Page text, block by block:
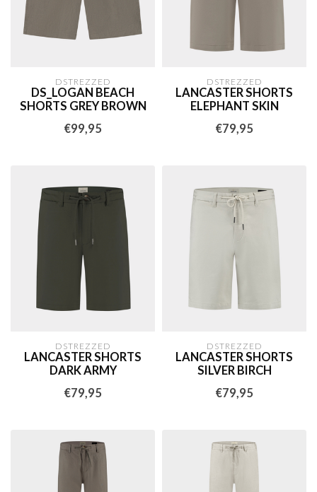
DSTREZZED
DS_LOGAN BEACH
SHORTS GREY BROWN
€99,95
DSTREZZED
LANCASTER SHORTS
ELEPHANT SKIN
€79,95
DSTREZZED
LANCASTER SHORTS
DARK ARMY
€79,95
DSTREZZED
LANCASTER SHORTS
SILVER BIRCH
€79,95